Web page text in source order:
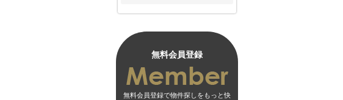
無料会員登録
無料会員登録で物件探しをもっと快